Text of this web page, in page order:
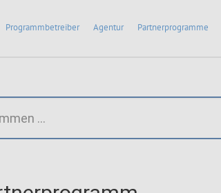
Programmbetreiber Agentur Partnerprogramme